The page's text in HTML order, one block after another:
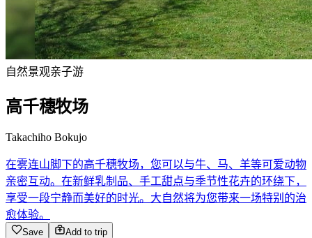
自然景观亲子游
高千穗牧场
Takachiho Bokujo
在雾连山脚下的高千穗牧场，您可以与牛、马、羊等可爱动物
亲密互动。在新鲜乳制品、手工甜点与季节性花卉的环绕下，
享受一段宁静而美好的时光。大自然将为您带来一场特别的治
愈体验。
Save
Add to trip